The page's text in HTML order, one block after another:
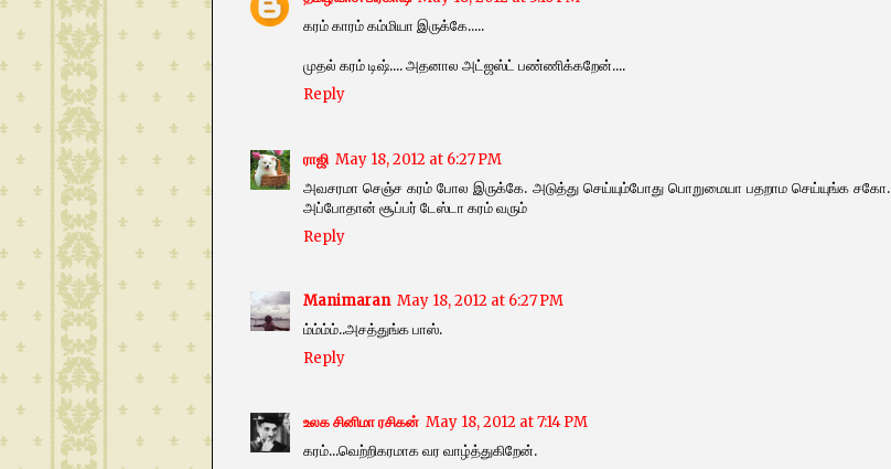
கரம் காரம் கம்மியா இருக்கே.....
முதல் கரம் டிஷ்.... அதனால அட்ஜஸ்ட் பண்ணிக்கறேன்....
Reply
ராஜி May 18, 2012 at 6:27 PM
அவசரமா செஞ்ச கரம் போல இருக்கே. அடுத்து செய்யும்போது பொறுமையா பதறாம செய்யுங்க சகோ.
அப்போதான் சூப்பர் டேஸ்டா கரம் வரும்
Reply
Manimaran May 18, 2012 at 6:27 PM
ம்ம்ம்ம்..அசத்துங்க பாஸ்.
Reply
உலக சினிமா ரசிகன் May 18, 2012 at 7:14 PM
கரம்...வெற்றிகரமாக வர வாழ்த்துகிறேன்.